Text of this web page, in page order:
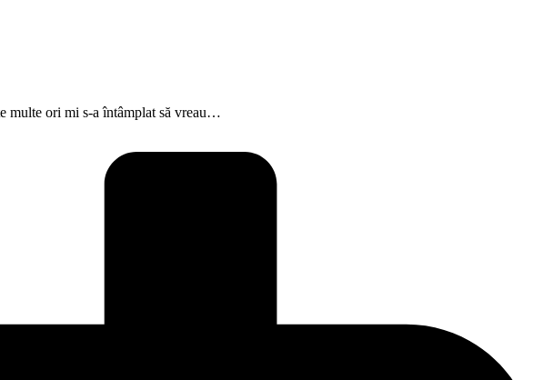
multe ori mi s-a întâmplat să vreau…